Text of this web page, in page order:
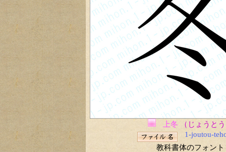
上冬
（じょうと
1-joutou-
教科書体のフォント